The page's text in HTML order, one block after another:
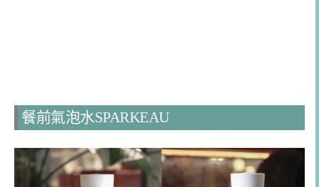
餐前氣泡水SPARKEAU